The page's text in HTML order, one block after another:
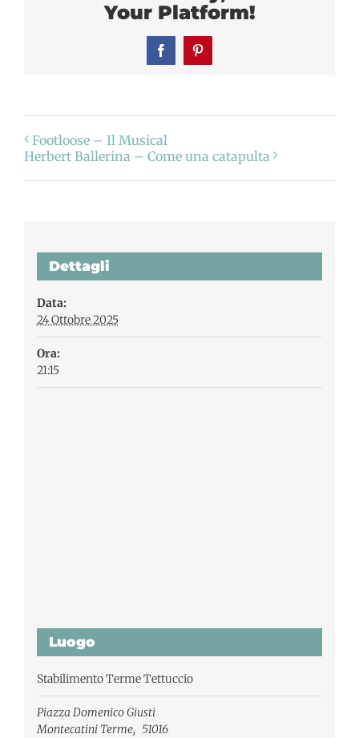
Your Platform!
FacebookPinterest
Footloose – Il Musical
Herbert Ballerina – Come una catapulta
Dettagli
Data:
24 Ottobre 2025
Ora:
21:15
Luogo
Stabilimento Terme Tettuccio
Piazza Domenico Giusti
Montecatini Terme, 51016